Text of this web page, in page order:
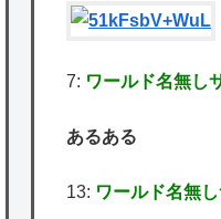
Powered by
7: ワールド名無し
あるある
13: ワールド名無